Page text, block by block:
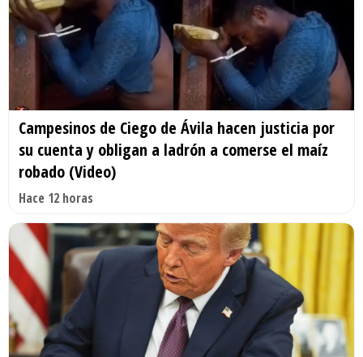
Campesinos de Ciego de Ávila hacen justicia por
su cuenta y obligan a ladrón a comerse el maíz
robado (Video)
Hace 12 horas